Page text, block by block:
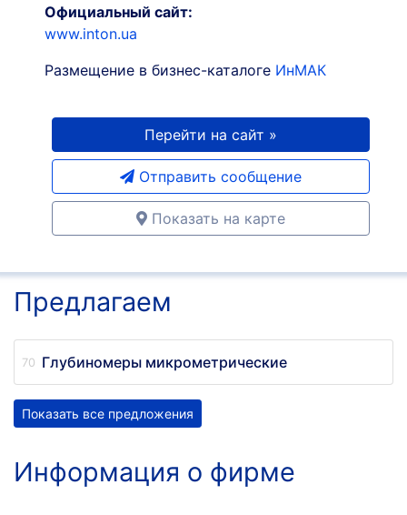
Официальный сайт:
www.inton.ua
Размещение в бизнес-каталоге ИнМАК
Перейти на сайт »
Отправить сообщение
Показать на карте
Предлагаем
Глубиномеры микрометрические
Показать все предложения
Информация о фирме